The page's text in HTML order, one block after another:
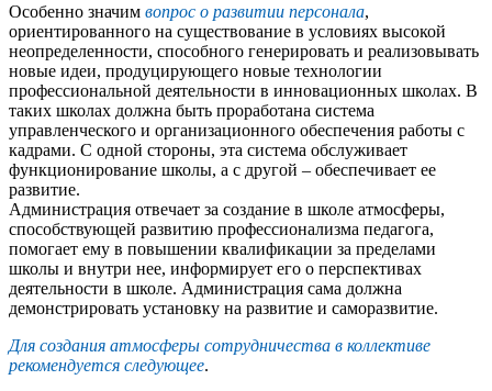
Особенно значим вопрос о развитии персонала,
ориентированного на существование в условиях высокой
неопределенности, способного генерировать и реализовывать
новые идеи, продуцирующего новые технологии
профессиональной деятельности в инновационных школах. В
таких школах должна быть проработана система
управленческого и организационного обеспечения работы с
кадрами. С одной стороны, эта система обслуживает
функционирование школы, а с другой – обеспечивает ее
развитие.
Администрация отвечает за создание в школе атмосферы,
способствующей развитию профессионализма педагога,
помогает ему в повышении квалификации за пределами
школы и внутри нее, информирует его о перспективах
деятельности в школе. Администрация сама должна
демонстрировать установку на развитие и саморазвитие.
Для создания атмосферы сотрудничества в коллективе
рекомендуется следующее.